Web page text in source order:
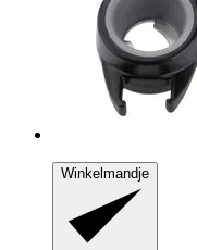
Winkelmandje